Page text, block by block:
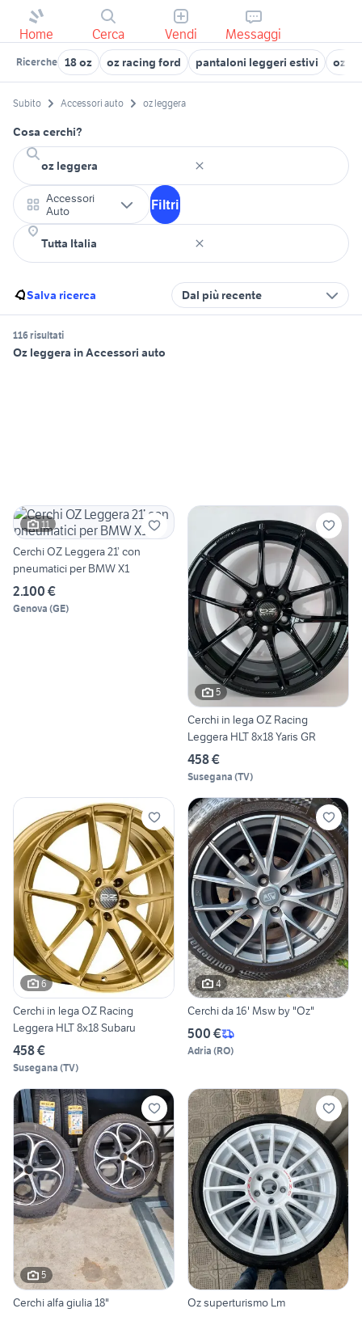
Home Cerca Vendi Messaggi
Ricerche 18 oz oz racing ford pantaloni leggeri estivi oz
Subito Accessori auto oz leggera
Cosa cerchi?
Accessori
Auto
Filtri
Salva ricerca Dal più recente
116 risultati
Oz leggera in Accessori auto
11
Cerchi OZ Leggera 21’ con
pneumatici per BMW X1
2.100 €
Genova (GE)
5
Cerchi in lega OZ Racing
Leggera HLT 8x18 Yaris GR
458 €
Susegana (TV)
6
Cerchi in lega OZ Racing
Leggera HLT 8x18 Subaru
458 €
Susegana (TV)
4
Cerchi da 16' Msw by "Oz"
500 €
Adria (RO)
5
Cerchi alfa giulia 18" Oz superturismo Lm